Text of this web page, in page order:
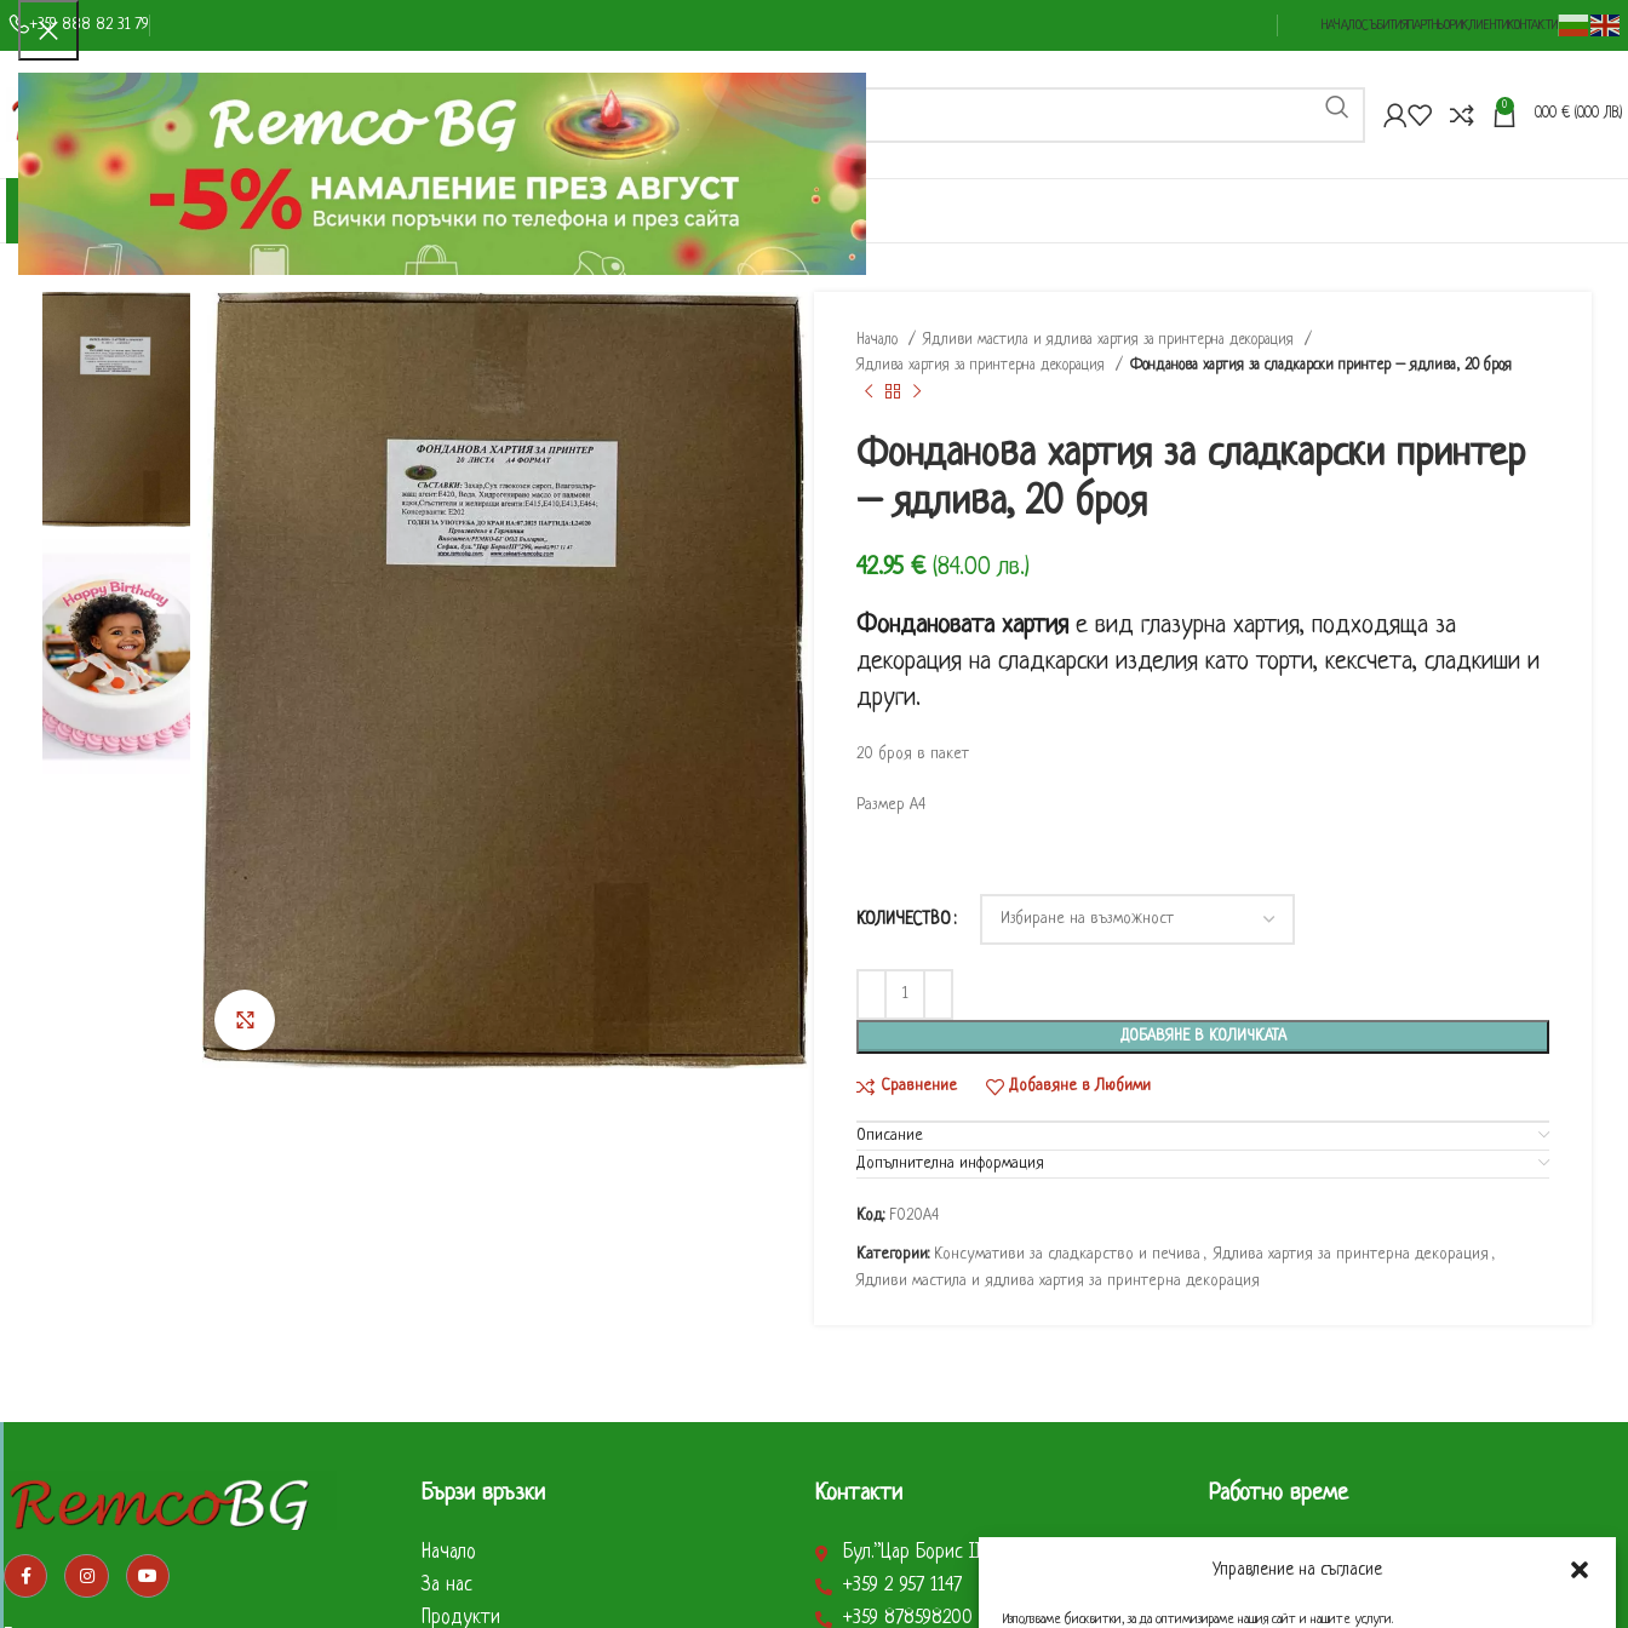
Управление на съгласие
Използваме бисквитки, за да оптимизираме нашия сайт и нашите услуги.
+359 888 82 31 79 НАЧАЛОСЪБИТИЯПАРТНЬОРИКЛИЕНТИКОНТАКТИ
0
0.00 € (0.00 ЛВ.)
КАТЕГОРИИ ПРОДУКТИ МАГАЗИН ЗА НАС СНИМКИ И ВИДЕО
Click to enlarge
Начало
Ядливи мастила и ядлива хартия за принтерна декорация
Ядлива хартия за принтерна декорация
Фонданова хартия за сладкарски принтер – ядлива, 20 броя
Фонданова хартия за сладкарски принтер
– ядлива, 20 броя
42.95 € (84.00 лв.)
Фондановата хартия е вид глазурна хартия, подходяща за
декорация на сладкарски изделия като торти, кексчета, сладкиши и
други.
20 броя в пакет
Размер А4
КОЛИЧЕСТВО
ДОБАВЯНЕ В КОЛИЧКАТА
Сравнение Добавяне в Любими
Описание
Допълнителна информация
Код: F020А4
Категории: Консумативи за сладкарство и печива , Ядлива хартия за принтерна декорация ,
Ядливи мастила и ядлива хартия за принтерна декорация
Бързи връзки
Начало
За нас
Продукти
Контакти
Бул.”Цар Борис ІІІ” 290 София 1619
+359 2 957 1147
+359 878598200
Работно време
Понеделник до Петък – 9 до 17 часа